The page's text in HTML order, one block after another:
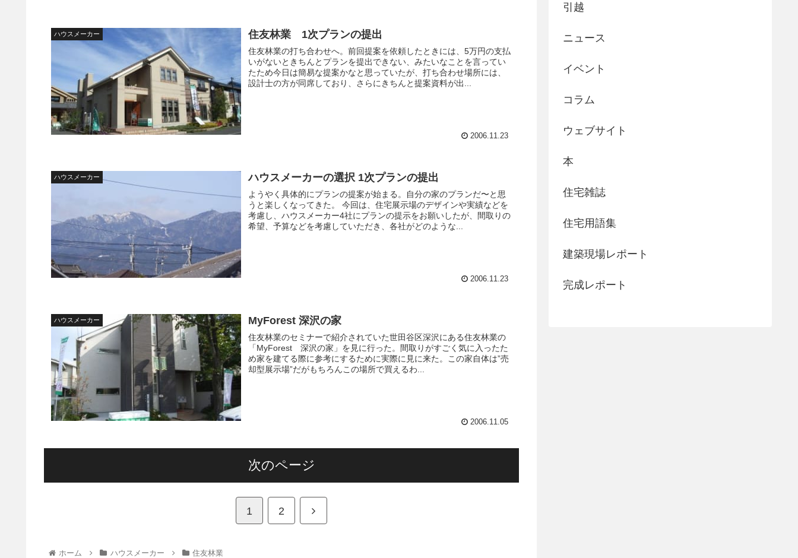
ハウスメーカー 住友林業 1次プランの提出
住友林業の打ち合わせへ。前回提案を依頼したときには、5万円の支払
いがないときちんとプランを提出できない、みたいなことを言ってい
たため今日は簡易な提案かなと思っていたが、打ち合わせ場所には、
設計士の方が同席しており、さらにきちんと提案資料が出...
2006.11.23
ハウスメーカー ハウスメーカーの選択 1次プランの提出
ようやく具体的にプランの提案が始まる。自分の家のプランだ〜と思
うと楽しくなってきた。 今回は、住宅展示場のデザインや実績などを
考慮し、ハウスメーカー4社にプランの提示をお願いしたが、間取りの
希望、予算などを考慮していただき、各社がどのような...
2006.11.23
ハウスメーカー MyForest 深沢の家
住友林業のセミナーで紹介されていた世田谷区深沢にある住友林業の
「MyForest 深沢の家」を見に行った。間取りがすごく気に入ったた
め家を建てる際に参考にするために実際に見に来た。この家自体は”売
却型展示場”だがもちろんこの場所で買えるわ...
2006.11.05
次のページ
1 2
ホーム ハウスメーカー 住友林業
引越
ニュース
イベント
コラム
ウェブサイト
本
住宅雑誌
住宅用語集
建築現場レポート
完成レポート